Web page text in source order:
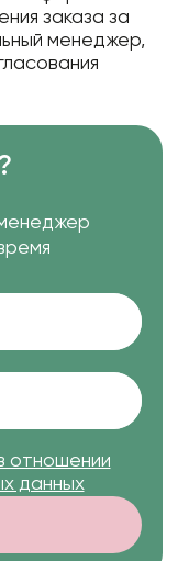
заказа за
менеджер,
отношении
данных